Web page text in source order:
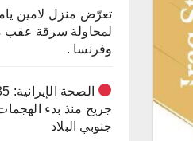
تعرّض منزل لامين
لمحاولة سرقة عقب
وفرنسا .
جريح منذ بدء
جنوبي البلاد